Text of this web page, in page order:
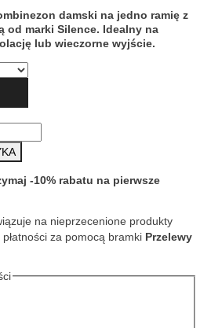
damski na jedno ramię z
od marki Silence. Idealny na
lub wieczorne wyjście.
-10% rabatu na pierwsze
na nieprzecenione produkty
za pomocą bramki Przelewy